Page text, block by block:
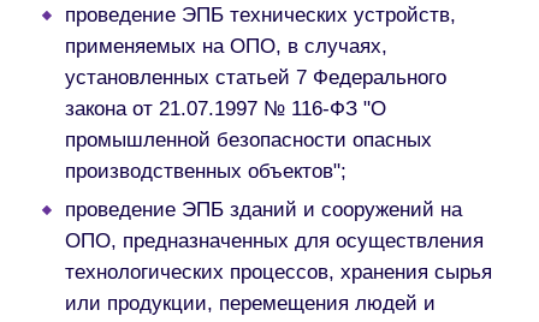
проведение ЭПБ технических устройств,
применяемых на ОПО, в случаях,
установленных статьей 7 Федерального
закона от 21.07.1997 № 116-ФЗ "О
промышленной безопасности опасных
производственных объектов";
проведение ЭПБ зданий и сооружений на
ОПО, предназначенных для осуществления
технологических процессов, хранения сырья
или продукции, перемещения людей и